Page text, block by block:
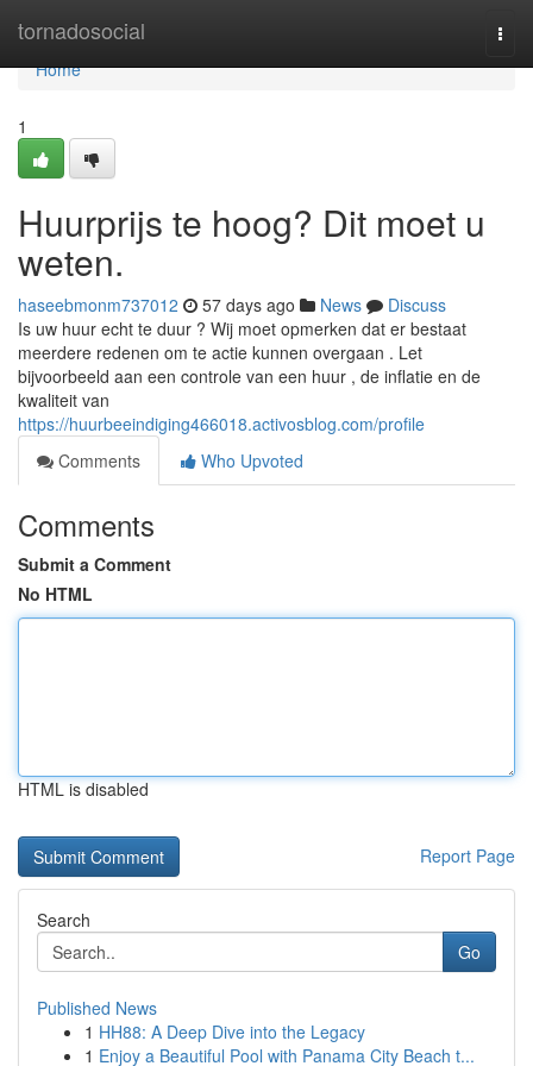
tornadosocial
Home
Home
1
Huurprijs te hoog? Dit moet u
weten.
haseebmonm737012 57 days ago News
Discuss
Is uw huur echt te duur ? Wij moet opmerken dat er bestaat
meerdere redenen om te actie kunnen overgaan . Let
bijvoorbeeld aan een controle van een huur , de inflatie en de
kwaliteit van
https://huurbeeindiging466018.activosblog.com/profile
Comments
Who Upvoted
Comments
Submit a Comment
No HTML
HTML is disabled
Report Page
Search
Go
Published News
1 HH88: A Deep Dive into the Legacy
1 Enjoy a Beautiful Pool with Panama City Beach t...